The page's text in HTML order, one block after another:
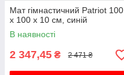
Мат гімнастичний Patriot 100
х 100 х 10 см, синій
В наявності
2 347,45 ₴ 2 471 ₴